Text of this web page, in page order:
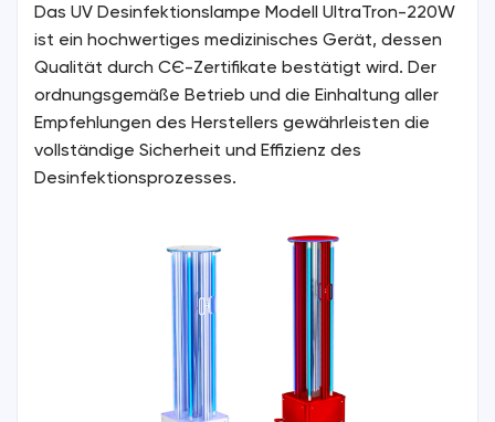
Das UV Desinfektionslampe Modell UltraTron-220W
ist ein hochwertiges medizinisches Gerät, dessen
Qualität durch CЄ-Zertifikate bestätigt wird. Der
ordnungsgemäße Betrieb und die Einhaltung aller
Empfehlungen des Herstellers gewährleisten die
vollständige Sicherheit und Effizienz des
Desinfektionsprozesses.